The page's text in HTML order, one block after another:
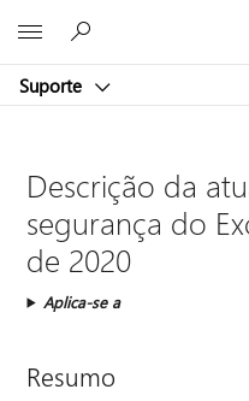
Suporte
Descrição da
segurança do
de 2020
Aplica-se a
Resumo